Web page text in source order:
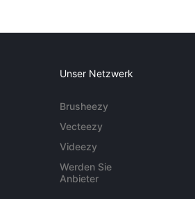
Unser Netzwerk
Brusheezy
Vecteezy
Videezy
Werden Sie
Anbieter